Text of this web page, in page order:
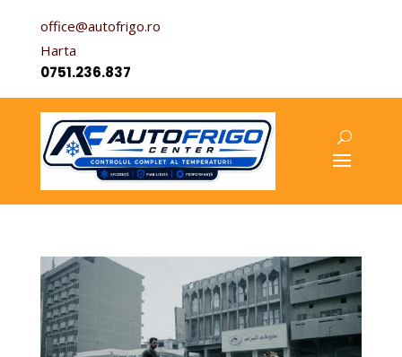
office@autofrigo.ro
Harta
0751.236.837